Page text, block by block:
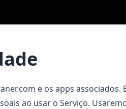
e os apps associados.
ao usar o Serviço.